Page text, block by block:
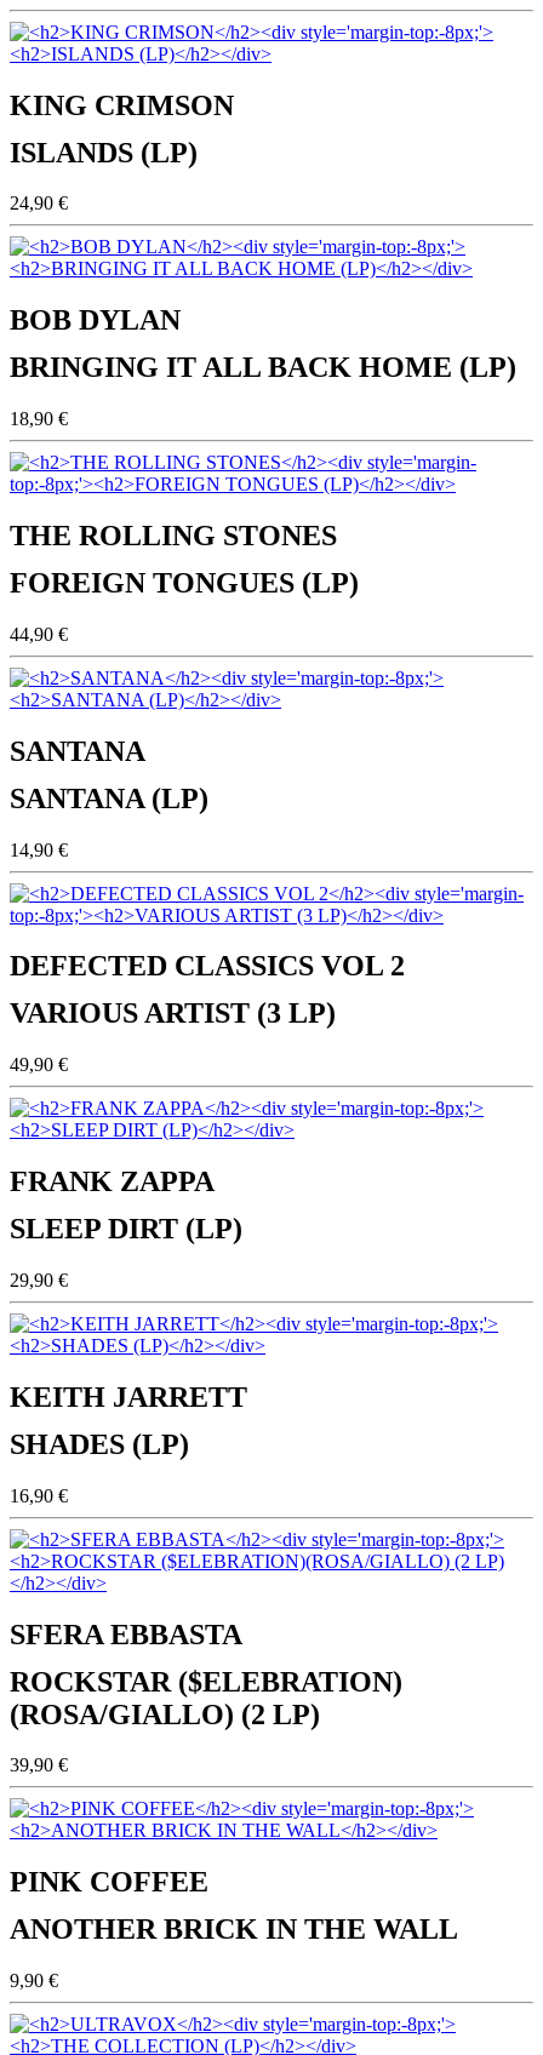
KING CRIMSON
ISLANDS (LP)
24,90 €
BOB DYLAN
BRINGING IT ALL BACK HOME (LP)
18,90 €
THE ROLLING STONES
FOREIGN TONGUES (LP)
44,90 €
SANTANA
SANTANA (LP)
14,90 €
DEFECTED CLASSICS VOL 2
VARIOUS ARTIST (3 LP)
49,90 €
FRANK ZAPPA
SLEEP DIRT (LP)
29,90 €
KEITH JARRETT
SHADES (LP)
16,90 €
SFERA EBBASTA
ROCKSTAR ($ELEBRATION)
(ROSA/GIALLO) (2 LP)
39,90 €
PINK COFFEE
ANOTHER BRICK IN THE WALL
9,90 €